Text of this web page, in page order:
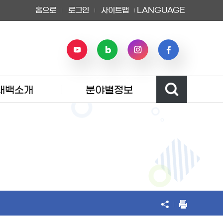
홈으로 로그인 사이트맵 LANGUAGE
백소개 분야별정보